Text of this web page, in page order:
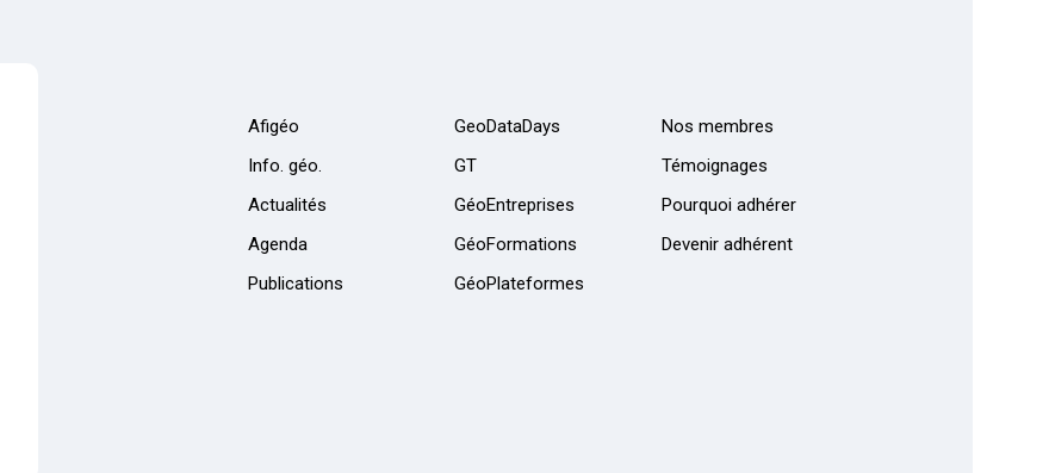
Afigéo
Info. géo.
Actualités
Agenda
Publications
GeoDataDays
GT
GéoEntreprises
GéoFormations
GéoPlateformes
Nos membres
Témoignages
Pourquoi adhérer
Devenir adhérent